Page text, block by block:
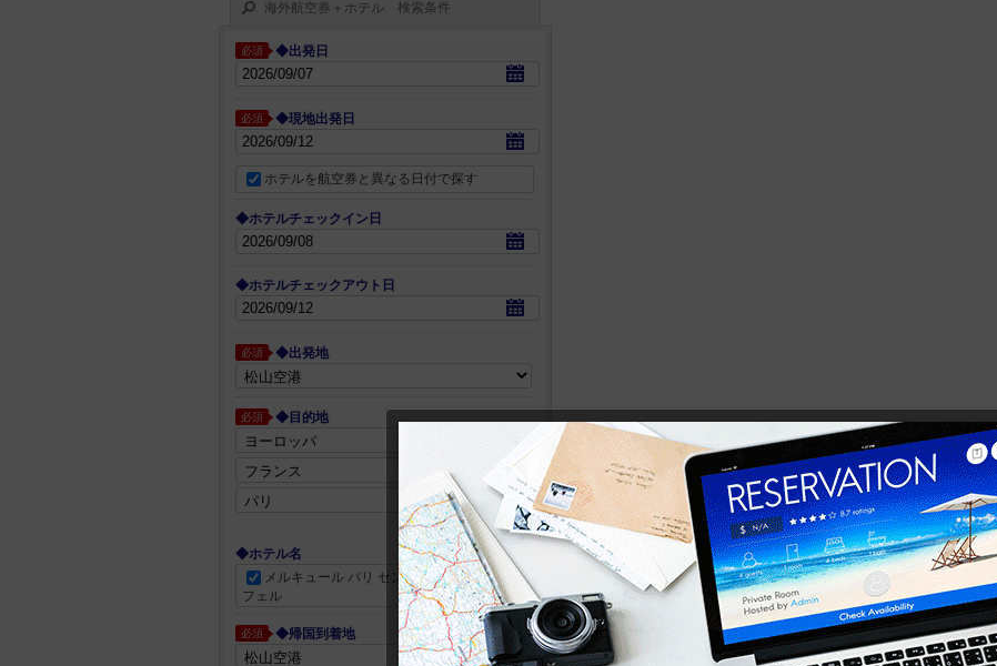
海外航空券＋ホテル 検索条件
必須 ◆出発日
必須 ◆現地出発日
ホテルを航空券と異なる日付で探す
◆ホテルチェックイン日
◆ホテルチェックアウト日
必須 ◆出発地
必須 ◆目的地
都市一覧から選ぶ
◆ホテル名
メルキュール パリ セントレ トゥール エッ
フェル
必須 ◆帰国到着地